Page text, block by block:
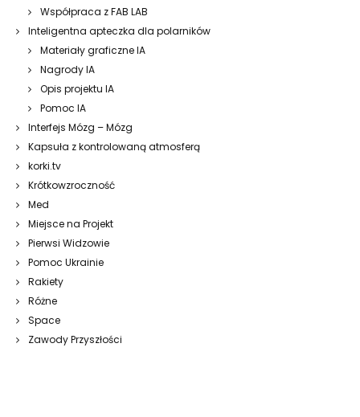
Współpraca z FAB LAB
Inteligentna apteczka dla polarników
Materiały graficzne IA
Nagrody IA
Opis projektu IA
Pomoc IA
Interfejs Mózg – Mózg
Kapsuła z kontrolowaną atmosferą
korki.tv
Krótkowzroczność
Med
Miejsce na Projekt
Pierwsi Widzowie
Pomoc Ukrainie
Rakiety
Różne
Space
Zawody Przyszłości